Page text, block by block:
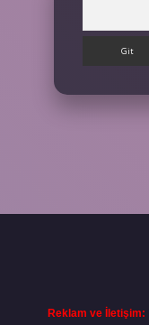
Reklam ve İletişim: